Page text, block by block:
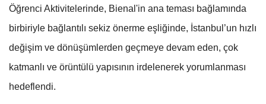
Öğrenci Aktivitelerinde, Bienal'in ana teması bağlamında
birbiriyle bağlantılı sekiz önerme eşliğinde, İstanbul’un hızlı
değişim ve dönüşümlerden geçmeye devam eden, çok
katmanlı ve örüntülü yapısının irdelenerek yorumlanması
hedeflendi.